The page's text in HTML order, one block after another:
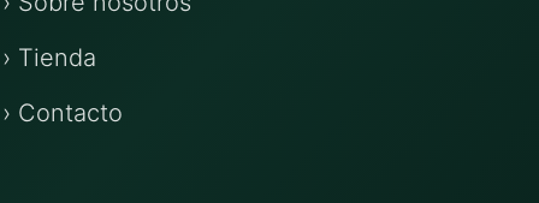
› Tienda
› Contacto